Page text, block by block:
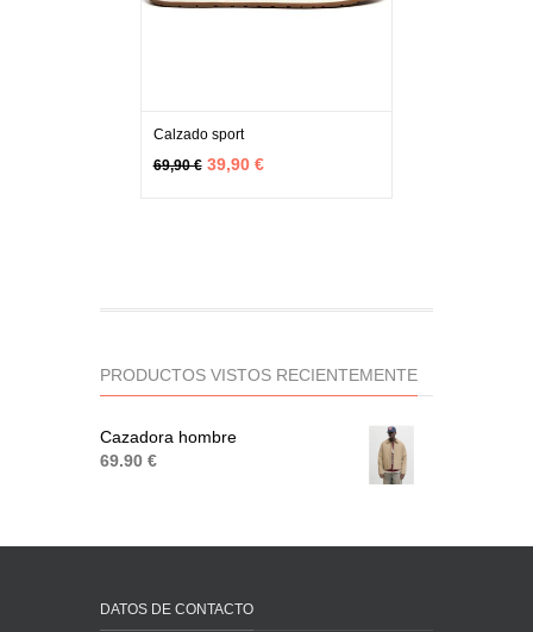
VER OPCIONES
Calzado sport
69,90 € 39,90 €
PRODUCTOS VISTOS RECIENTEMENTE
Cazadora hombre
69.90 €
DATOS DE CONTACTO